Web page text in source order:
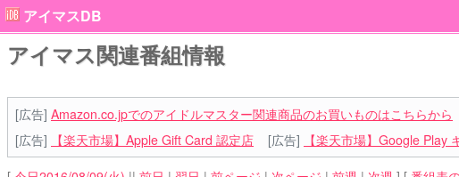
アイマスDB
アイマス関連番組情報
[広告] Amazon.co.jpでのアイドルマスター関連商品のお買いものはこちらから
[広告]
【楽天市場】Apple Gift Card 認定店 [広告] 【楽天市場】Google Play